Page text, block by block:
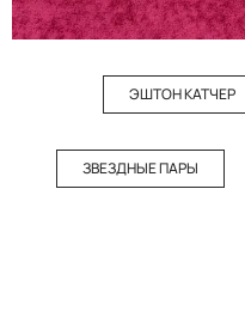
ЭШТОН КАТЧЕР
ЗВЕЗДНЫЕ ПАРЫ